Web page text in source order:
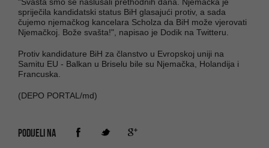
spriječila kandidatski status BiH glasajući protiv, a sada
čujemo njemačkog kancelara Scholza da BiH može vjerovati
Njemačkoj. Bože svašta!", napisao je Dodik na Twitteru.
Protiv kandidature BiH za članstvo u Evropskoj uniji na
Samitu EU - Balkan u Briselu bile su Njemačka, Holandija i
Francuska.
(DEPO PORTAL/md)
PODIJELI NA